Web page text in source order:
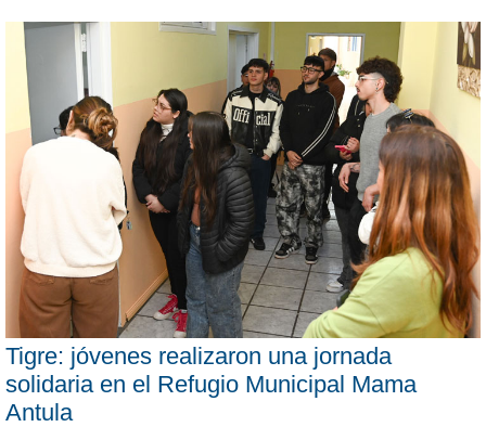
Tigre: jóvenes realizaron una jornada
solidaria en el Refugio Municipal Mama
Antula